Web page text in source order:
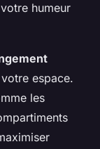
humeur
espace.
les